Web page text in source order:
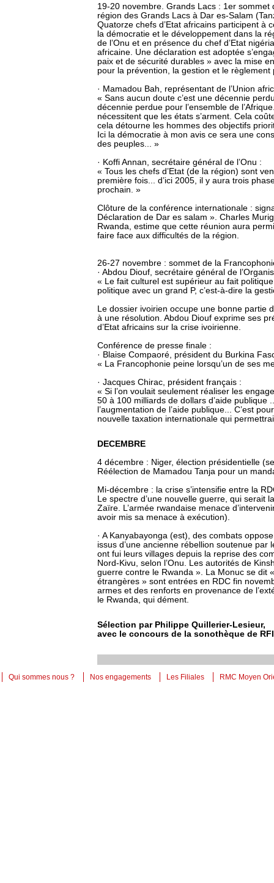
19-20 novembre. Grands Lacs : 1er
région des Grands Lacs à Dar es-Salam
Quatorze chefs d’Etat africains participent à
la démocratie et le développement dans la
de l’Onu et en présence du chef d’Etat
africaine. Une déclaration est adoptée
paix et de sécurité durables » avec la mise
pour la prévention, la gestion et le règlement
· Mamadou Bah, représentant de l’Union
« Sans aucun doute c’est une décennie
décennie perdue pour l’ensemble de
nécessitent que les états s’arment. Cela
cela détourne les hommes des objectifs
Ici la démocratie à mon avis ce sera une
des peuples... »
· Koffi Annan, secrétaire général de l’Onu :
« Tous les chefs d’Etat (de la région) sont
première fois... d’ici 2005, il y aura trois
prochain. »
Clôture de la conférence internationale :
Déclaration de Dar es salam ». Charles
Rwanda, estime que cette réunion aura
faire face aux difficultés de la région.
26-27 novembre : sommet de la
· Abdou Diouf, secrétaire général de
« Le fait culturel est supérieur au fait
politique avec un grand P, c’est-à-dire la
Le dossier ivoirien occupe une bonne partie
à une résolution. Abdou Diouf exprime ses
d’Etat africains sur la crise ivoirienne.
Conférence de presse finale :
· Blaise Compaoré, président du Burkina
« La Francophonie peine lorsqu’un de ses
· Jacques Chirac, président français :
« Si l’on voulait seulement réaliser les
50 à 100 milliards de dollars d’aide publique
l’augmentation de l’aide publique... C’est
nouvelle taxation internationale qui
DECEMBRE
4 décembre : Niger, élection présidentielle
Réélection de Mamadou Tanja pour un
Mi-décembre : la crise s’intensifie entre la
Le spectre d’une nouvelle guerre, qui serait
Zaïre. L’armée rwandaise menace
avoir mis sa menace à exécution).
· A Kanyabayonga (est), des combats
issus d’une ancienne rébellion soutenue
ont fui leurs villages depuis la reprise des
Nord-Kivu, selon l’Onu. Les autorités de
guerre contre le Rwanda ». La Monuc se dit
étrangères » sont entrées en RDC fin
armes et des renforts en provenance de
le Rwanda, qui dément.
Sélection par Philippe Quillerier-Lesieur,
avec le concours de la sonothèque de RFI
Qui sommes nous ? Nos engagements Les Filiales RMC Moyen